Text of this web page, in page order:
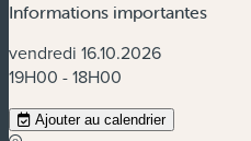
Informations importantes
vendredi 16.10.2026
19H00 - 18H00
Ajouter au calendrier